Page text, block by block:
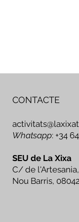
CONTACTE
Whatsapp: +34
SEU de La Xixa
C/ de
Nou Barris,